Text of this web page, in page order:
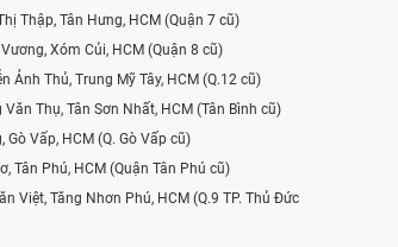
Thập, Tân Hưng, HCM (Quận 7 cũ)
Xóm Củi, HCM (Quận 8 cũ)
Ảnh Thủ, Trung Mỹ Tây, HCM (Q.12 cũ)
Thụ, Tân Sơn Nhất, HCM (Tân Bình cũ)
Gò Vấp, HCM (Q. Gò Vấp cũ)
Tân Phú, HCM (Quận Tân Phú cũ)
Việt, Tăng Nhơn Phú, HCM (Q.9 TP. Thủ Đức